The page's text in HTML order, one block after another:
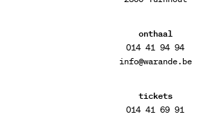
onthaal
014 41 94 94
info@warande.be
tickets
014 41 69 91